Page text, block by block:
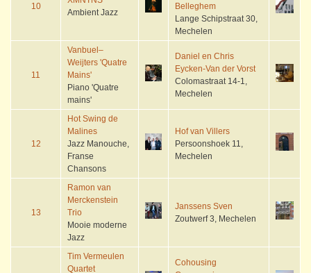
10
Ambient Jazz
Belleghem
Lange Schipstraat 30,
Mechelen
11
Vanbuel–
Weijters 'Quatre
Mains'
Piano 'Quatre
mains'
Daniel en Chris
Eycken-Van der Vorst
Colomastraat 14-1,
Mechelen
12
Hot Swing de
Malines
Jazz Manouche,
Franse
Chansons
Hof van Villers
Persoonshoek 11,
Mechelen
13
Ramon van
Merckenstein
Trio
Mooie moderne
Jazz
Janssens Sven
Zoutwerf 3, Mechelen
Tim Vermeulen
Quartet
Cohousing